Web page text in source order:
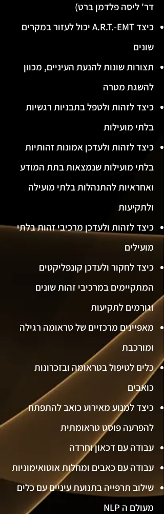
דר' ליסה פלדמן ברט)
כיצד A.R.T.-EMT יכול לעזור במקרים
שונים
תצורות שונות להנעת העיניים, מכוון
להשגת מטרה
כיצד לזהות ולטפל בתבניות רגשיות
בלתי מועילות
כיצד לזהות ולעדכן אמונות זהותיות
בלתי מועילות שנמצאות בתת המודע
ואחראיות להתנהלות בלתי מועילה
ולתקיעות
כיצד לזהות ולעדכן מרכיבי זהות בלתי
מועילים
כיצד לחקור ולעדכן קונפליקטים
המתקיימים במרכיבי זהות שונים
וגורמים לתקיעות
מאפיינים מרכזיים של טראומה רגילה
ומורכבת
כלים לטיפול בטראומה ובזכרונות
כואבים
כיצד למנוע מאירוע כואב להתפתח
להפרעה פוסט טראומתית
עבודה עם דכאון וחרדה
עבודה עם כאבים ומחלות אוטואימוניות
שילוב תרפייה בתנועת עיניים עם כלים
מעולם ה NLP